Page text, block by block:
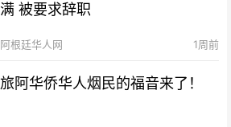
满 被要求辞职
阿根廷华人网 1周前
旅阿华侨华人烟民的福音来了！